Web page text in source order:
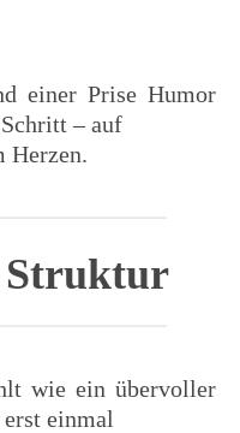
einer Prise Humor
– auf
Herzen.
Struktur
wie ein übervoller
einmal